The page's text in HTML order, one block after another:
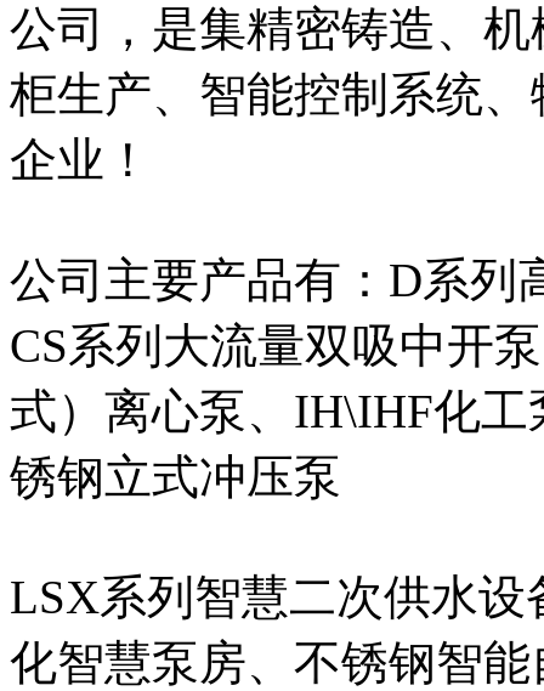
公司，是集精密铸造、
柜生产、智能控制系统
企业！
公司主要产品有：D系列
CS系列大流量双吸中开
式）离心泵、IH\IHF化
锈钢立式冲压泵
LSX系列智慧二次供水
化智慧泵房、不锈钢智